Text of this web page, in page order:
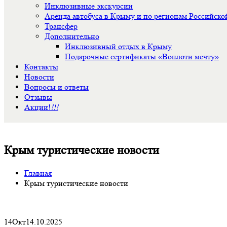
Инклюзивные экскурсии
Аренда автобуса в Крыму и по регионам
Трансфер
Дополнительно
Инклюзивный отдых в Крыму
Подарочные сертификаты «Воплоти мечту»
Контакты
Новости
Вопросы и ответы
Отзывы
Акции!!!!
Крым туристические новости
Главная
Крым туристические новости
14Окт14.10.2025